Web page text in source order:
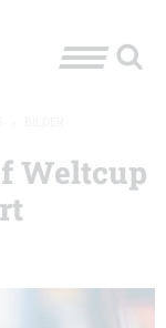
Weltcup